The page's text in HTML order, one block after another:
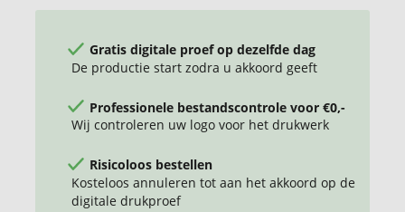
Gratis digitale proef op dezelfde dag
De productie start zodra u akkoord geeft
Professionele bestandscontrole voor €0,-
Wij controleren uw logo voor het drukwerk
Risicoloos bestellen
Kosteloos annuleren tot aan het akkoord op de
digitale drukproef